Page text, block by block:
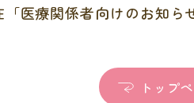
「医療関係者向けのお知ら
トップ